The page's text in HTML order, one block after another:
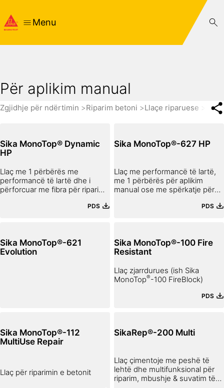
Menu
Për aplikim manual
Zgjidhje për ndërtimin Riparim betoni Llaçe riparuese Për
Sika MonoTop® Dynamic
HP
Llaç me 1 përbërës me
performancë të lartë dhe i
përforcuar me fibra për riparime
PDS
Sika MonoTop®-627 HP
Llaç me performancë të lartë,
me 1 përbërës për aplikim
manual ose me spërkatje për
PDS
Sika MonoTop®-621
Evolution
Sika MonoTop®-100 Fire
Resistant
Llaç zjarrdurues (ish Sika
MonoTop®-100 FireBlock)
PDS
Sika MonoTop®-112
MultiUse Repair
Llaç për riparimin e betonit
SikaRep®-200 Multi
Llaç çimentoje me peshë të
lehtë dhe multifunksional për
riparim, mbushje & suvatim të